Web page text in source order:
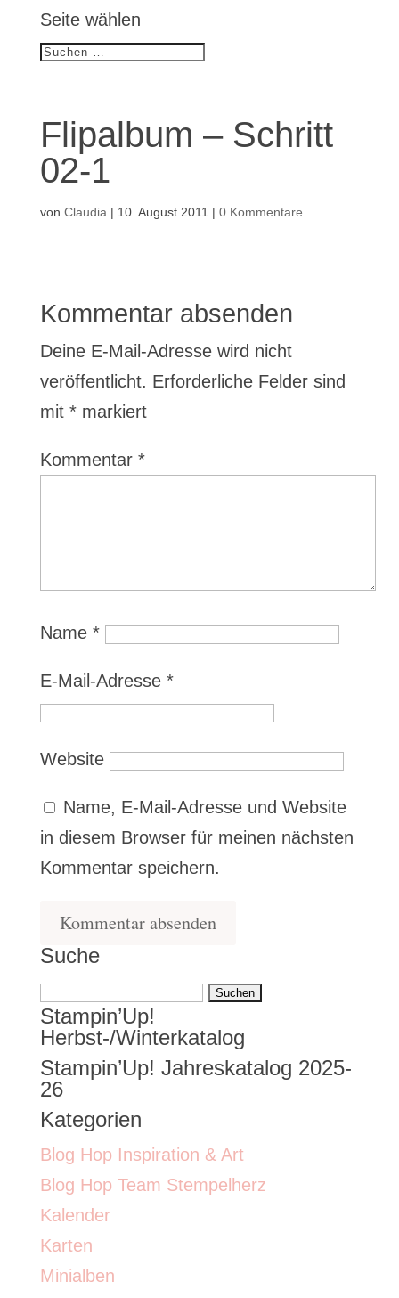
Seite wählen
Flipalbum – Schritt
02-1
von Claudia | 10. August 2011 | 0 Kommentare
Kommentar absenden
Deine E-Mail-Adresse wird nicht
veröffentlicht. Erforderliche Felder sind
mit *markiert
Kommentar *
Name *
E-Mail-Adresse *
Website
Name, E-Mail-Adresse und Website
in diesem Browser für meinen nächsten
Kommentar speichern.
Suche
Suchen
nach:
Stampin’Up!
Herbst-/Winterkatalog
Stampin’Up! Jahreskatalog 2025-
26
Kategorien
Blog Hop Inspiration & Art
Blog Hop Team Stempelherz
Kalender
Karten
Minialben